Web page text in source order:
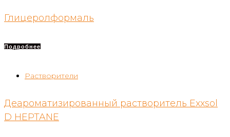
Глицеролформаль
Подробнее
Растворители
Деароматизированный растворитель Exxsol
D HEPTANE